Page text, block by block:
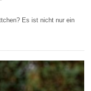
Es ist nicht nur ein